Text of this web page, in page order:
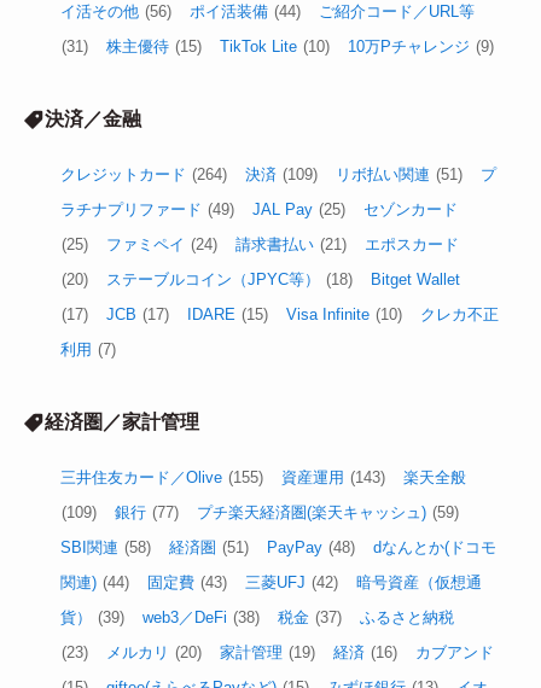
イ活その他 (56) ポイ活装備 (44)
ご紹介コード／URL等
(31)
株主優待 (15) TikTok Lite (10) 10万Pチャレンジ (9)
決済／金融
クレジットカード (264) 決済 (109) リボ払い関連 (51)
プ
ラチナプリファード (49) JAL Pay (25)
セゾンカード
(25)
ファミペイ (24) 請求書払い (21)
エポスカード
(20)
ステーブルコイン（JPYC等） (18)
Bitget Wallet
(17)
JCB (17) IDARE (15) Visa Infinite (10)
クレカ不正
利用 (7)
経済圏／家計管理
三井住友カード／Olive (155) 資産運用 (143)
楽天全般
(109)
銀行 (77) プチ楽天経済圏(楽天キャッシュ) (59)
SBI関連 (58) 経済圏 (51) PayPay (48)
dなんとか(ドコモ
関連) (44) 固定費 (43) 三菱UFJ (42)
暗号資産（仮想通
貨）
(39) web3／DeFi (38) 税金 (37)
ふるさと納税
(23)
メルカリ (20) 家計管理 (19) 経済 (16)
カブアンド